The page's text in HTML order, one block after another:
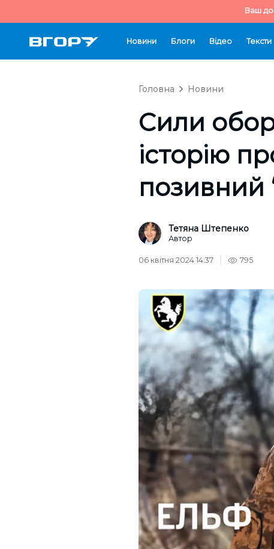
Ваш
Новини Блоги Відео Тексти
Головна Новини
Сили
історію
позивний
Тетяна Штепенко
Автор
06 квітня 2024 14:37 795